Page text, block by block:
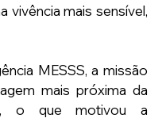
vivência mais sensível,
MESSS, a missão
mais próxima da
o que motivou a